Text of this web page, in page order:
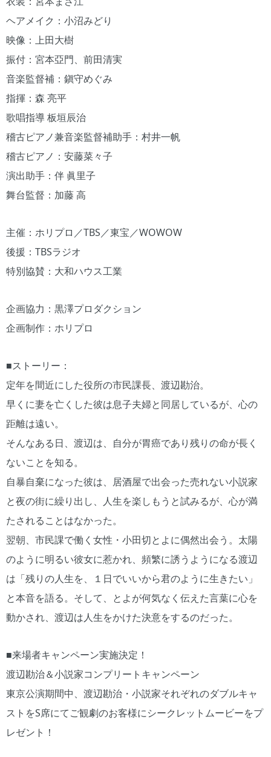
ヘアメイク：小沼みどり
映像：上田大樹
振付：宮本亞門、前田清実
音楽監督補：鎭守めぐみ
指揮：森 亮平
歌唱指導 板垣辰治
稽古ピアノ兼音楽監督補助手：村井一帆
稽古ピアノ：安藤菜々子
演出助手：伴 眞里子
舞台監督：加藤 高
主催：ホリプロ／TBS／東宝／WOWOW
後援：TBSラジオ
特別協賛：大和ハウス工業
企画協力：黒澤プロダクション
企画制作：ホリプロ
■ストーリー：
定年を間近にした役所の市民課長、渡辺勘治。
早くに妻を亡くした彼は息子夫婦と同居しているが、心の
距離は遠い。
そんなある日、渡辺は、自分が胃癌であり残りの命が長く
ないことを知る。
自暴自棄になった彼は、居酒屋で出会った売れない小説家
と夜の街に繰り出し、人生を楽しもうと試みるが、心が満
たされることはなかった。
翌朝、市民課で働く女性・小田切とよに偶然出会う。太陽
のように明るい彼女に惹かれ、頻繁に誘うようになる渡辺
は「残りの人生を、１日でいいから君のように生きたい」
と本音を語る。そして、とよが何気なく伝えた言葉に心を
動かされ、渡辺は人生をかけた決意をするのだった。
■来場者キャンペーン実施決定！
渡辺勘治＆小説家コンプリートキャンペーン
東京公演期間中、渡辺勘治・小説家それぞれのダブルキャ
ストをS席にてご観劇のお客様にシークレットムービーをプ
レゼント！